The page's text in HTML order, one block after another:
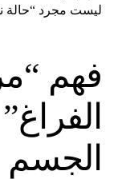
ليست مجرد “حالة
فهم
الجسم